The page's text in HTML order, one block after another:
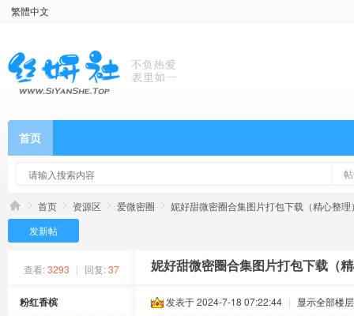
繁體中文
首页
首页 资源区 爱微密圈
妮好甜微密圈合集图片打包下载（精心整理
发新帖
查看: 3293 | 回复: 37 妮好甜微密圈合集图片打包下载（
粉红香槟 发表于 2024-7-18 07:22:44 | 显示全部楼层